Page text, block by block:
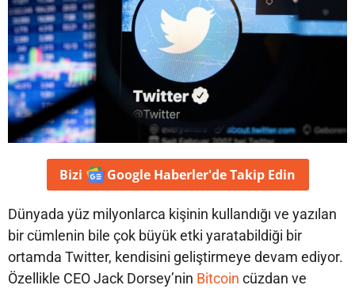
Bizi Google Haberler'deTakip Edin
Dünyada yüz milyonlarca kişinin kullandığı ve yazılan
bir cümlenin bile çok büyük etki yaratabildiği bir
ortamda Twitter, kendisini geliştirmeye devam ediyor.
Özellikle CEO Jack Dorsey’nin Bitcoin cüzdan ve